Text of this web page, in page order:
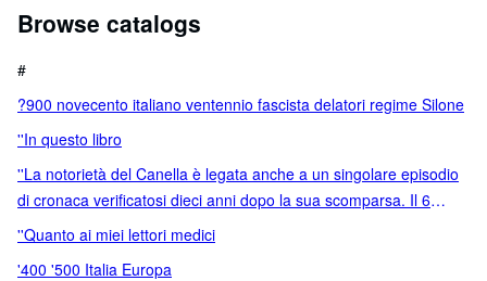
Browse catalogs
#
?900 novecento italiano ventennio fascista delatori regime Silone
''In questo libro
''La notorietà del Canella è legata anche a un singolare episodio
di cronaca verificatosi dieci anni dopo la sua scomparsa. Il 6
febbraio 1927 la Domenica del Corriere pubblicava la foto
''Quanto ai miei lettori medici
'400 '500 Italia Europa